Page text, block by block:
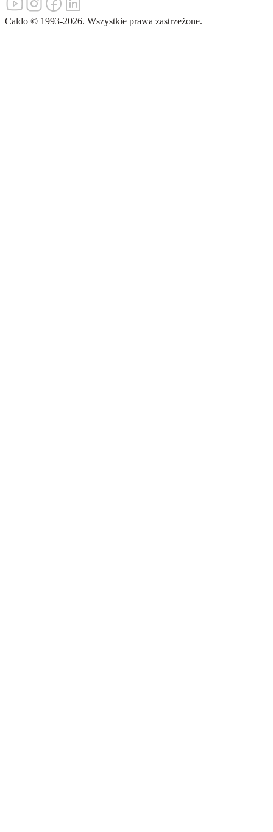
Caldo © 1993-2026. Wszystkie prawa zastrzeżone.